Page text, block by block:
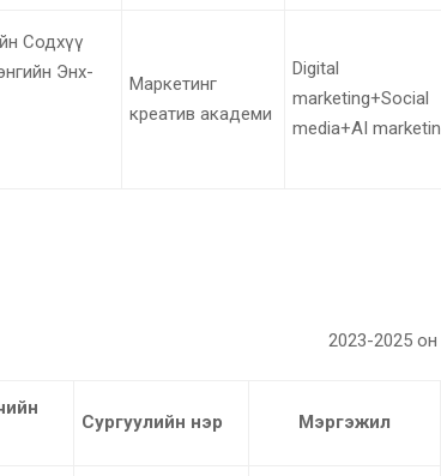
Содхүү
Энх-
Маркетинг
креатив академи
Digital
marketing+Social
media+AI
2023-2025 он
Сургуулийн нэр Мэргэжил